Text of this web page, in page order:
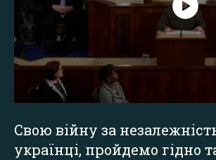
Свою війну за
українці, пройдемо гідно